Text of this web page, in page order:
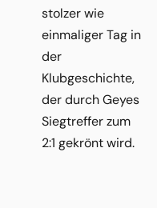
stolzer wie
einmaliger Tag in
der
Klubgeschichte,
der durch Geyes
Siegtreffer zum
2:1 gekrönt wird.